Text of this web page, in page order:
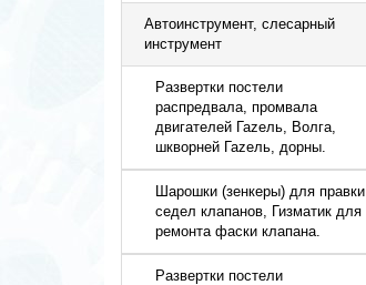
Автоинструмент, слесарный
инструмент
Развертки постели
распредвала, промвала
двигателей Гаzель, Волга,
шкворней Гаzель, дорны.
Шарошки (зенкеры) для правки
седел клапанов, Гизматик для
ремонта фаски клапана.
Развертки постели